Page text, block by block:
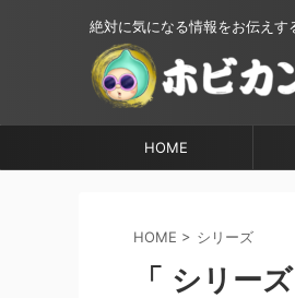
絶対に気になる情報をお伝えす
HOME
HOME > シリーズ
「 シリー